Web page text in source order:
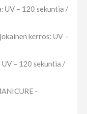
UV – 120 sekuntia /
kerros: UV –
– 120 sekuntia /
-